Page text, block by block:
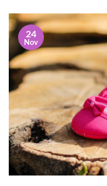
24
Nov